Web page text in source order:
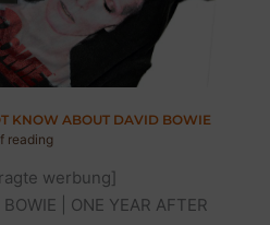
KNOW ABOUT DAVID BOWIE
reading
werbung]
| ONE YEAR AFTER